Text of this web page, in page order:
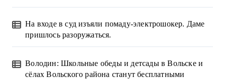
На входе в суд изъяли помаду-электрошокер. Даме
пришлось разоружаться.
Володин: Школьные обеды и детсады в Вольске и
сёлах Вольского района станут бесплатными